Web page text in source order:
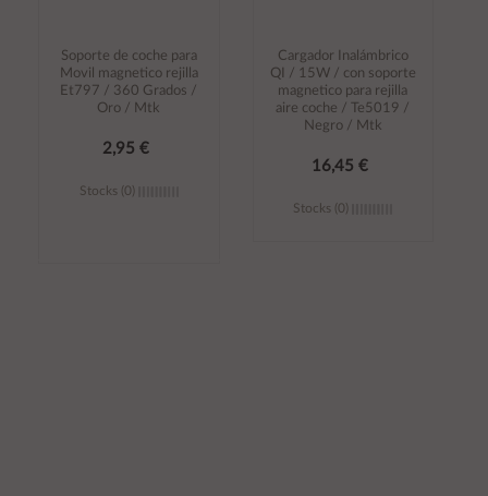
Soporte de coche para
Movil magnetico rejilla
Et797 / 360 Grados /
Oro / Mtk
2,95 €
Stocks (0)
Cargador Inalámbrico
QI / 15W / con soporte
magnetico para rejilla
aire coche / Te5019 /
Negro / Mtk
16,45 €
Stocks (0)